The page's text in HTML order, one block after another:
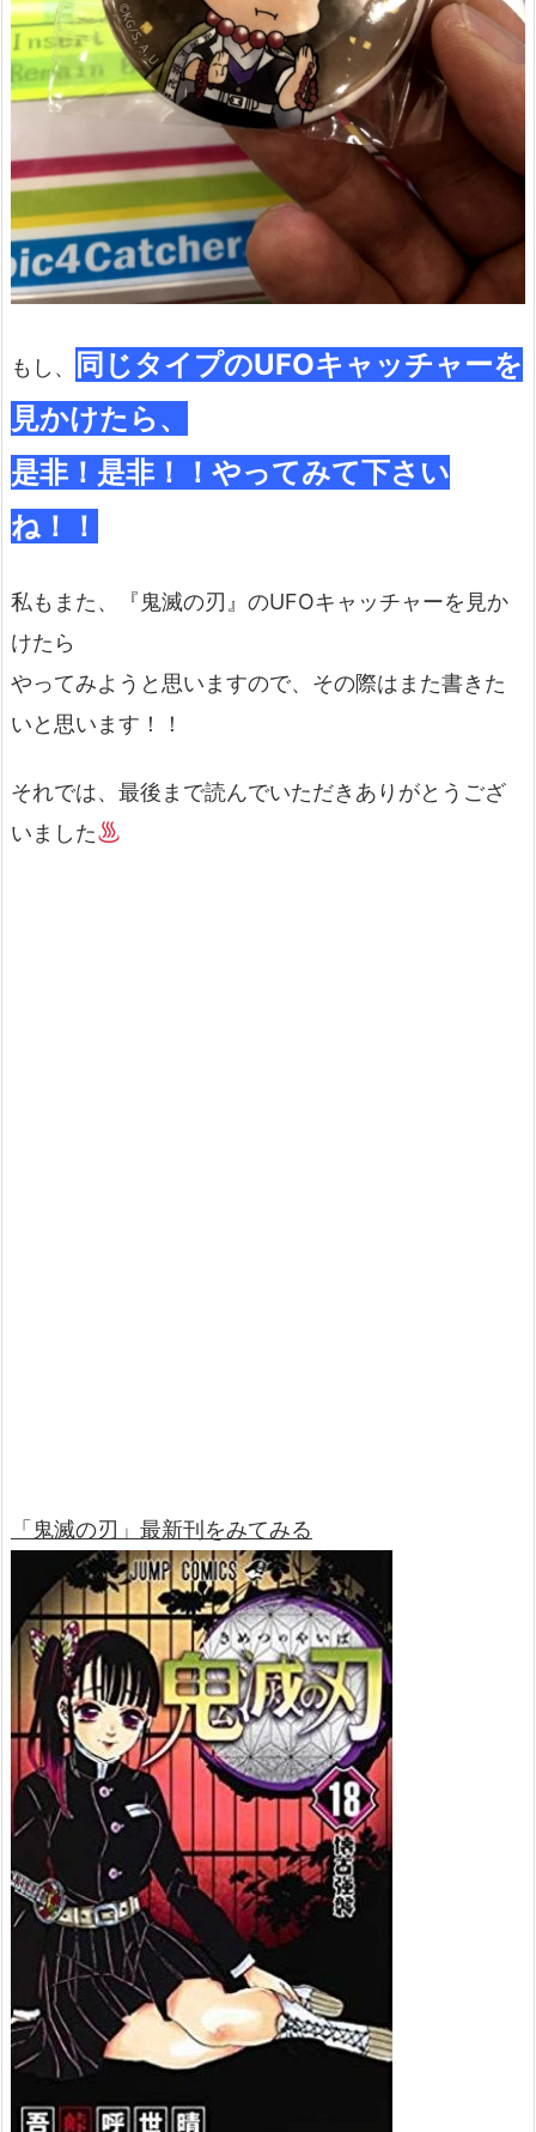
もし、
同じタイプのUFOキャッチャーを
見かけたら、
是非！是非！！やってみて下さい
ね！！
私もまた、『鬼滅の刃』のUFOキャッチャーを見か
けたら
やってみようと思いますので、その際はまた書きた
いと思います！！
それでは、最後まで読んでいただきありがとうござ
いました
「鬼滅の刃」最新刊をみてみる